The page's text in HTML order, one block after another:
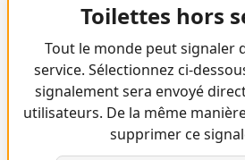
Toilettes hors
Tout le monde peut signaler
service. Sélectionnez ci-
signalement sera envoyé
utilisateurs. De la même
supprimer ce